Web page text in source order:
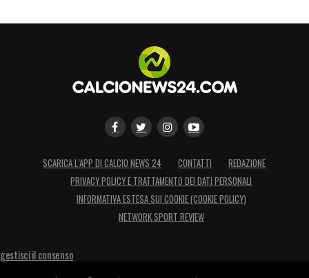
SCARICA L’APP DI CALCIO NEWS 24 CONTATTI
REDAZIONE
PRIVACY POLICY E TRATTAMENTO DEI DATI PERSONALI
INFORMATIVA ESTESA SUI COOKIE (COOKIE POLICY)
NETWORK SPORT REVIEW
gestisci il consenso